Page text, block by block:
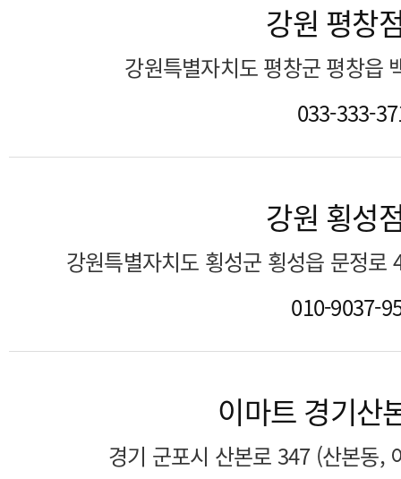
강원 평
강원특별자치도 평창군 평창읍
033-333-
강원 횡
강원특별자치도 횡성군 횡성읍 문정
010-9037-
이마트 경기
경기 군포시 산본로 347 (산본동